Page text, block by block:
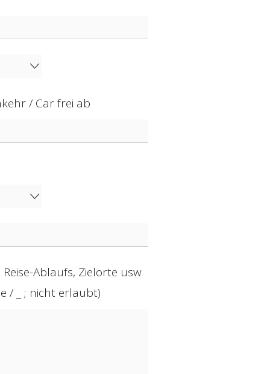
/ Car frei ab
Ablaufs, Zielorte usw
/ _ ; nicht erlaubt)